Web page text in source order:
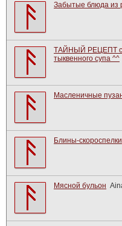
Забытые блюда из
ТАЙНЫЙ РЕЦЕПТ
тыквенного супа ^^
Масленичные
Блины-скороспелки
Мясной бульон